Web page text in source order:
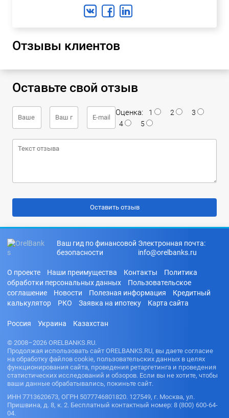
Отзывы клиентов
Оставьте свой отзыв
Оценка: 1 2
3
4
5
Ваш гид по финансовой
безопасности
Электронная почта:
info@orelbanks.ru
О проекте Наши преимущества Контакты
Политика
обработки персональных данных
Пользовательское
соглашение
Новости Полезная информация
Кредитный
калькулятор
РКО Заявка на ипотеку Карта сайта
Россия Украина Казахстан
© 2008–2026 ORELBANKS.RU.
Продолжая использовать сайт ORELBANKS.RU, вы даете согласие
на обработку файлов cookie, пользовательских данных в целях
функционирования сайта, проведения ретаргетинга и проведения
статистических исследований и обзоров. Если вы не хотите, чтобы
ваши данные обрабатывались, покиньте сайт.
ИНН 7713620673, ОГРН 5077746801820. 127549, г. Москва, ул.
Пришвина, д. 8, к. 2. Бесплатный контактный номер: 8 (800) 600-64-
04.